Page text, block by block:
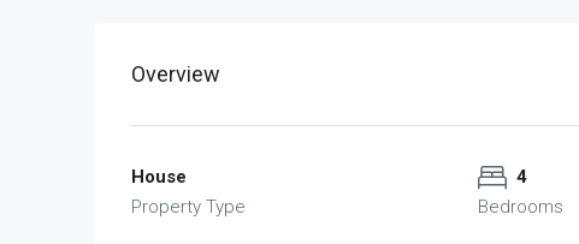
Overview
House
Property Type
4
Bedrooms